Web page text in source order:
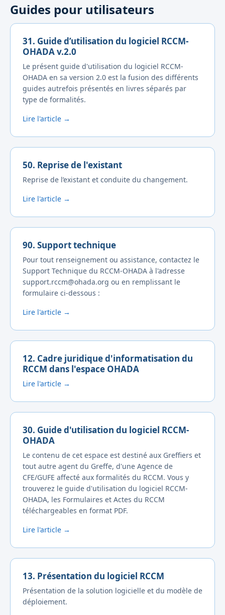
Guides pour utilisateurs
31. Guide d’utilisation du logiciel RCCM-
OHADA v.2.0
Le présent guide d'utilisation du logiciel RCCM-
OHADA en sa version 2.0 est la fusion des différents
guides autrefois présentés en livres séparés par
type de formalités.
Lire l'article →
50. Reprise de l'existant
Reprise de l’existant et conduite du changement.
Lire l'article →
90. Support technique
Pour tout renseignement ou assistance, contactez le
Support Technique du RCCM-OHADA à l'adresse
support.rccm@ohada.org ou en remplissant le
formulaire ci-dessous :
Lire l'article →
12. Cadre juridique d'informatisation du
RCCM dans l'espace OHADA
Lire l'article →
30. Guide d'utilisation du logiciel RCCM-
OHADA
Le contenu de cet espace est destiné aux Greffiers et
tout autre agent du Greffe, d'une Agence de
CFE/GUFE affecté aux formalités du RCCM. Vous y
trouverez le guide d'utilisation du logiciel RCCM-
OHADA, les Formulaires et Actes du RCCM
téléchargeables en format PDF.
Lire l'article →
13. Présentation du logiciel RCCM
Présentation de la solution logicielle et du modèle de
déploiement.